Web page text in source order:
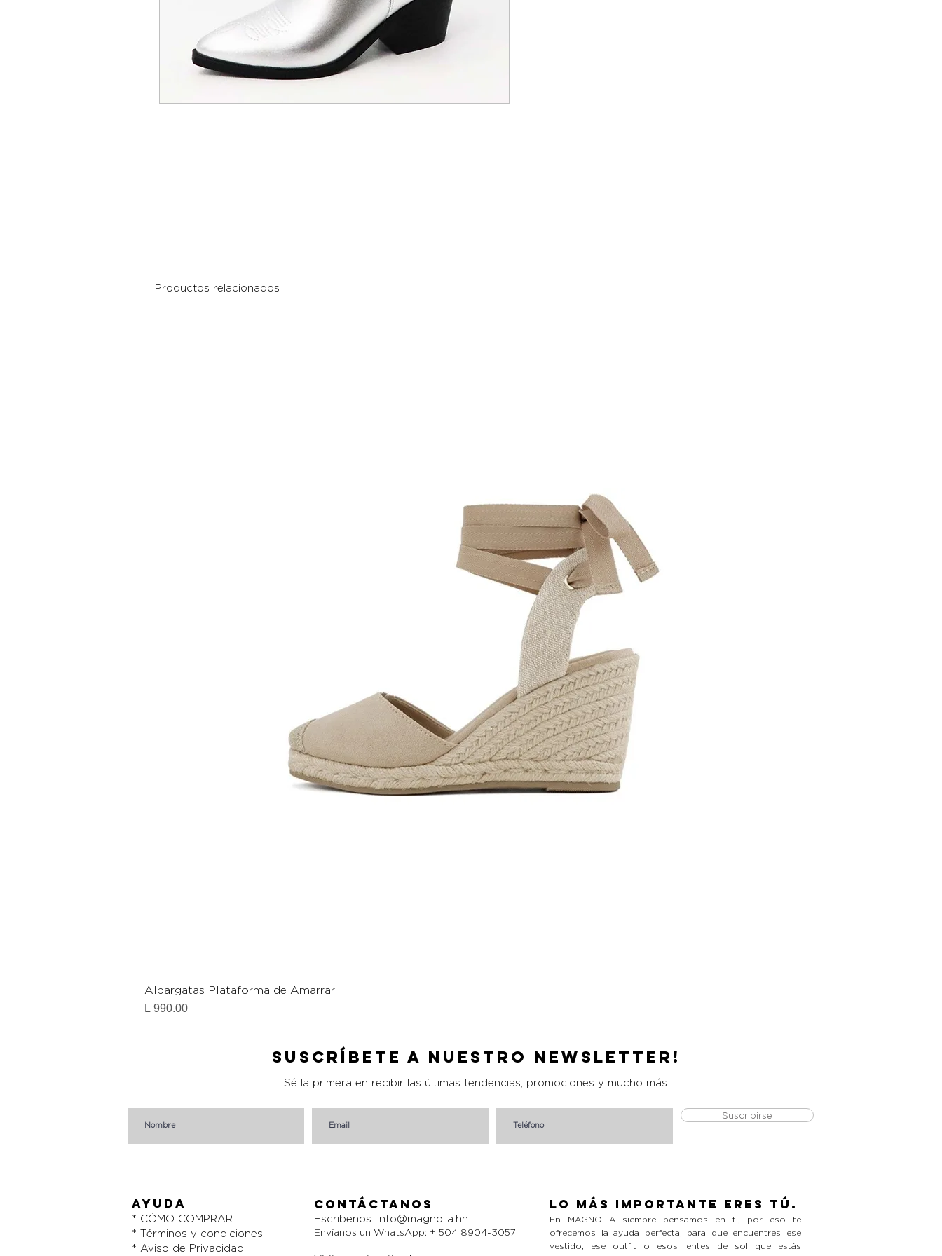
Productos relacionados
Alpargatas Plataforma de Amarrar
Precio
L 990.00
Suscríbete a nuestro Newsletter!
Sé la primera en recibir las últimas tendencias, promociones y mucho más.
Suscribirse
AYUDA
* CÓMO COMPRAR
* Términos y condiciones
* Aviso de Privacidad
Contáctanos
Escribenos: info@magnolia.hn
Envíanos un WhatsApp: + 504 8904-3057
Lo más importante eres tú.
En MAGNOLIA siempre pensamos en ti, por eso te
ofrecemos la ayuda perfecta, para que encuentres ese
vestido, ese outfit o esos lentes de sol que estás